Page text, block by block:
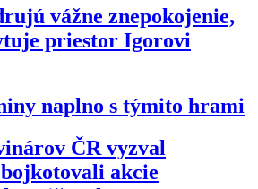
vážne znepokojenie,
priestor Igorovi
naplno s týmito hrami
ČR vyzval
akcie